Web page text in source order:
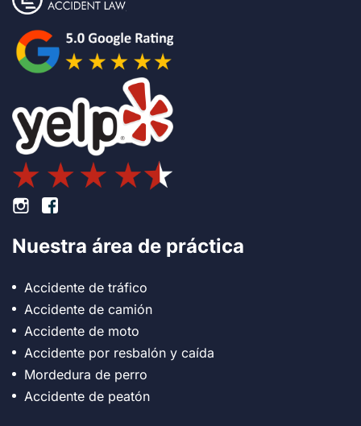
Pie de página Instagram
Pie de página Facebook
Nuestra área de práctica
Accidente de tráfico
Accidente de camión
Accidente de moto
Accidente por resbalón y caída
Mordedura de perro
Accidente de peatón